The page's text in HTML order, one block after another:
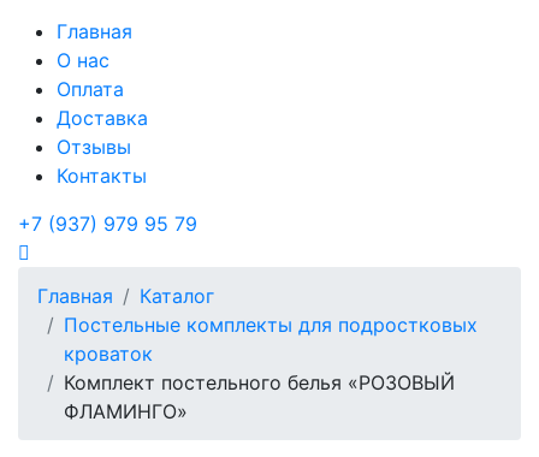
Главная
О нас
Оплата
Доставка
Отзывы
Контакты
+7 (937) 979 95 79
Главная
Каталог
Постельные комплекты для подростковых
кроваток
Комплект постельного белья «РОЗОВЫЙ
ФЛАМИНГО»